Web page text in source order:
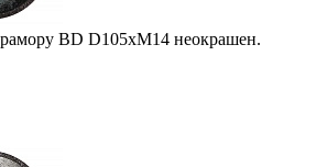
BD D105xM14 неокрашен.